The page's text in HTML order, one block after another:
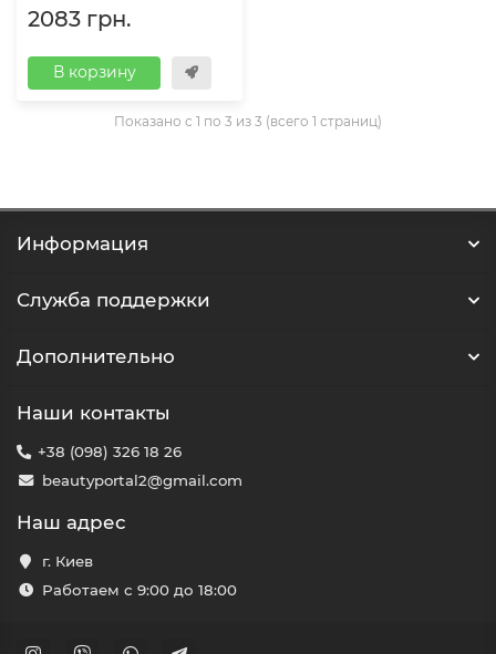
2083 грн.
В корзину
Показано с 1 по 3 из 3 (всего 1 страниц)
Информация
Служба поддержки
Дополнительно
Наши контакты
+38 (098) 326 18 26
beautyportal2@gmail.com
Наш адрес
г. Киев
Работаем с 9:00 до 18:00